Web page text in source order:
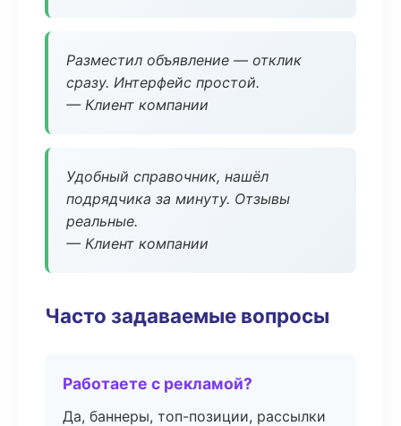
Разместил объявление — отклик
сразу. Интерфейс простой.
— Клиент компании
Удобный справочник, нашёл
подрядчика за минуту. Отзывы
реальные.
— Клиент компании
Часто задаваемые вопросы
Работаете с рекламой?
Да, баннеры, топ-позиции, рассылки